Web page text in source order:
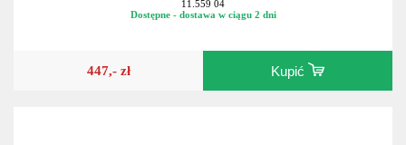
11.559 04
Dostępne - dostawa w ciągu 2 dni
447,- zł Kupić